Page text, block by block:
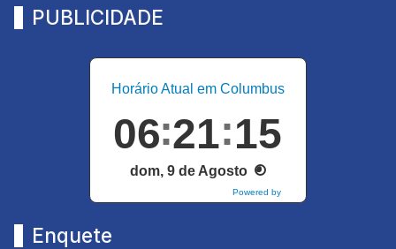
PUBLICIDADE
Powered by
DaysPedia.com
Horário Atual em Columbus
06 21 16
dom, 9 de Agosto
Enquete